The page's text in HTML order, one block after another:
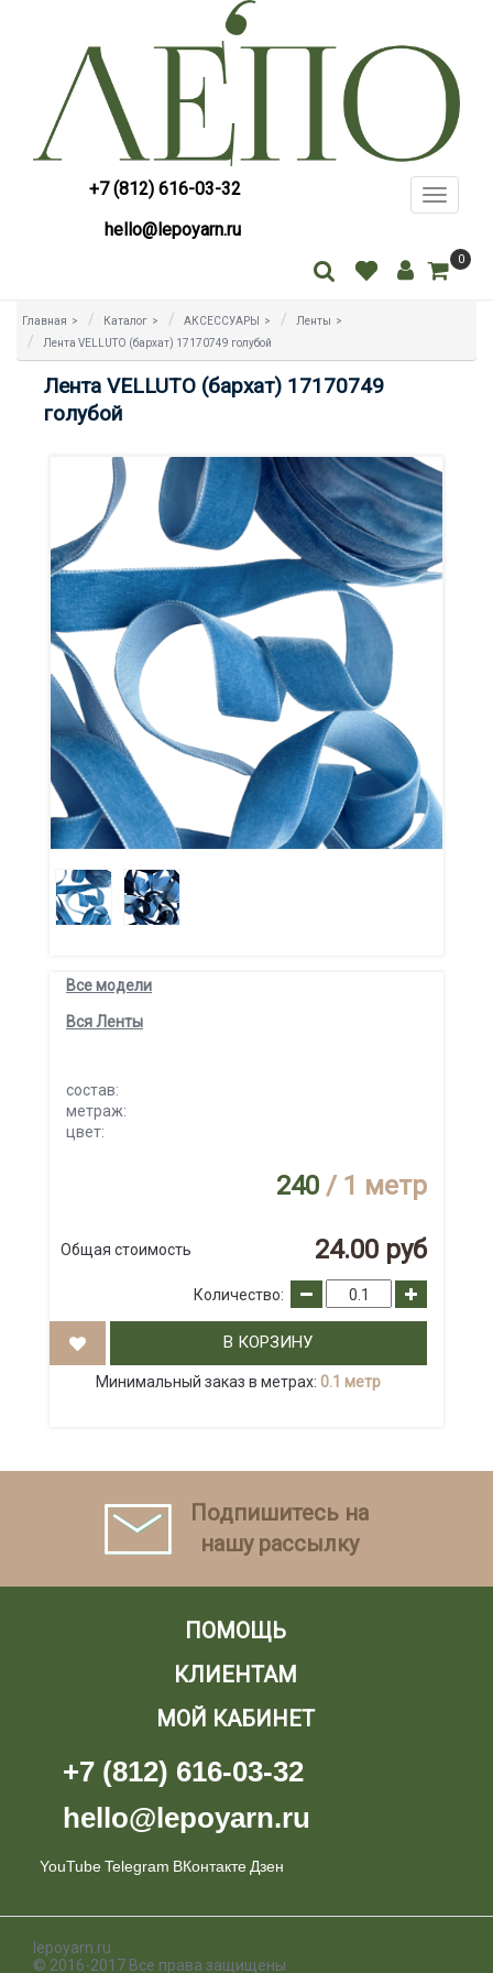
+7 (812) 616-03-32
hello@lepoyarn.ru
Toggle
0
Главная > Каталог > АКСЕССУАРЫ > Ленты >
Лента VELLUTO (бархат) 17170749 голубой
Лента VELLUTO (бархат) 17170749
голубой
Все модели
Вся Ленты
состав:
метраж:
цвет:
240 / 1 метр
Общая стоимость 24.00 руб
Количество:
В КОРЗИНУ
Минимальный заказ в метрах: 0.1 метр
Подпишитесь на
нашу рассылку
ПОМОЩЬ
КЛИЕНТАМ
МОЙ КАБИНЕТ
+7 (812) 616-03-32
hello@lepoyarn.ru
YouTubeTelegram ВКонтактеДзен
lepoyarn.ru
© 2016-2017 Все права защищены